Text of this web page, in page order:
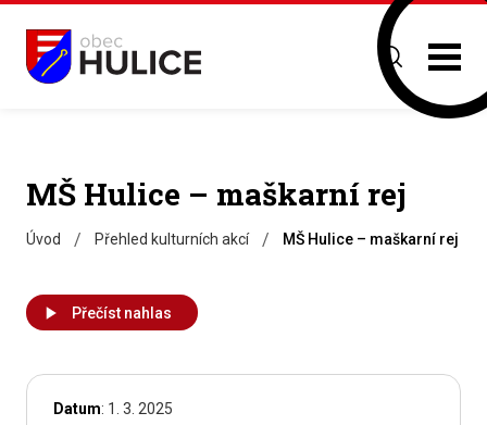
MŠ Hulice – maškarní rej
Úvod / Přehled kulturních akcí / MŠ Hulice – maškarní rej
Přečíst nahlas
Datum: 1. 3. 2025